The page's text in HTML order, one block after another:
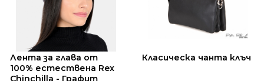
Лента за глава от
100% естествена Rex
Chinchilla - Графит
Класическа чанта клъч